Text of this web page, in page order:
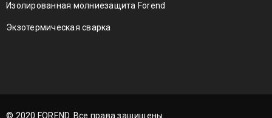
Изолированная молниезащита Forend
Экзотермическая сварка
© 2020 FOREND. Все права защищены.